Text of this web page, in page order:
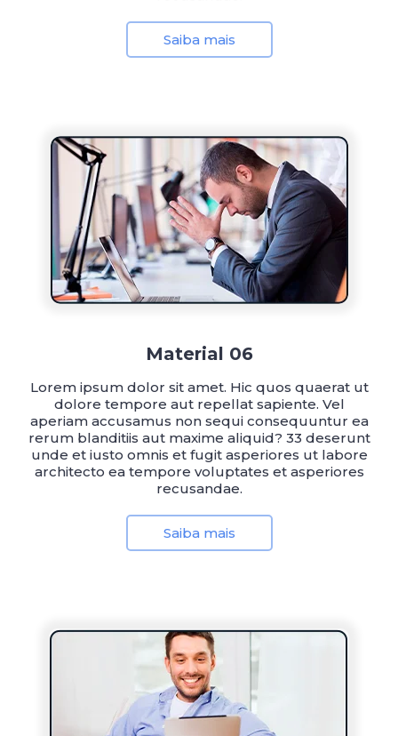
Saiba mais
Material 06
Lorem ipsum dolor sit amet. Hic quos quaerat ut
dolore tempore aut repellat sapiente. Vel
aperiam accusamus non sequi consequuntur ea
rerum blanditiis aut maxime aliquid? 33 deserunt
unde et iusto omnis et fugit asperiores ut labore
architecto ea tempore voluptates et asperiores
recusandae.
Saiba mais